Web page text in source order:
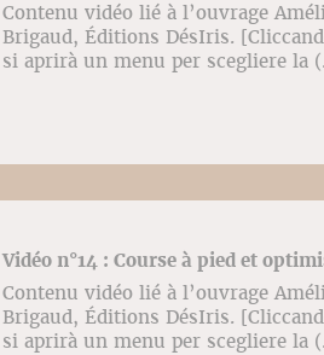
Contenu vidéo lié à l’ouvrage
Brigaud, Éditions DésIris.
si aprirà un menu per scegliere la
Vidéo n°14 : Course à pied et
Contenu vidéo lié à l’ouvrage
Brigaud, Éditions DésIris.
si aprirà un menu per scegliere la